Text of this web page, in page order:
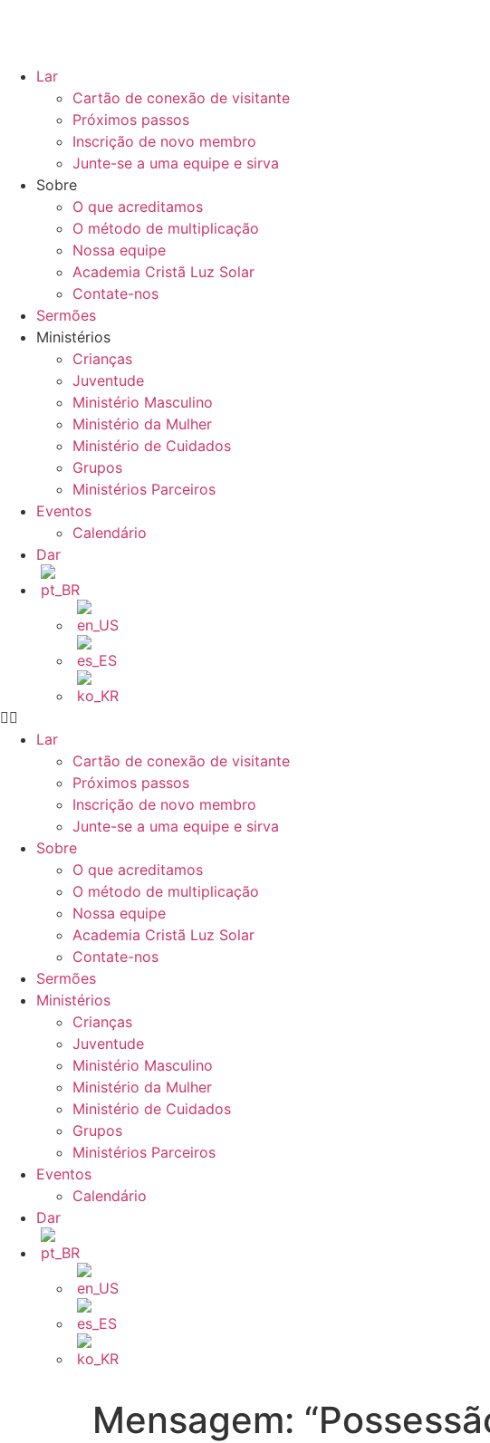
Lar
Cartão de conexão de visitante
Próximos passos
Inscrição de novo membro
Junte-se a uma equipe e sirva
Sobre
O que acreditamos
O método de multiplicação
Nossa equipe
Academia Cristã Luz Solar
Contate-nos
Sermões
Ministérios
Crianças
Juventude
Ministério Masculino
Ministério da Mulher
Ministério de Cuidados
Grupos
Ministérios Parceiros
Eventos
Calendário
Dar
Lar
Cartão de conexão de visitante
Próximos passos
Inscrição de novo membro
Junte-se a uma equipe e sirva
Sobre
O que acreditamos
O método de multiplicação
Nossa equipe
Academia Cristã Luz Solar
Contate-nos
Sermões
Ministérios
Crianças
Juventude
Ministério Masculino
Ministério da Mulher
Ministério de Cuidados
Grupos
Ministérios Parceiros
Eventos
Calendário
Dar
Mensagem: